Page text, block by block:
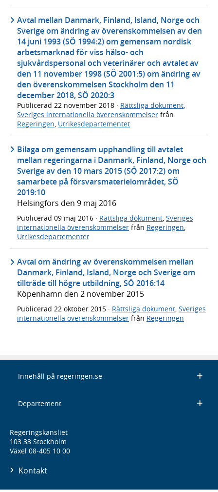
Avtal mellan Danmark, Finland, Island, Norge och
Sverige om ändring av överenskommelsen av den
14 juni 1993 (SÖ 1994:2) om gemensam nordisk
arbetsmarknad för viss hälso- och
sjukvårdspersonal och veterinärer och avtalet av
den 11 november 1998 (SÖ 2001:5) om ändring av
den överenskommelsen Stockholm den 11
december 2018, SÖ 2020:3
Publicerad 22 november 2018 · Rättsliga dokument,
Sveriges internationella överenskommelser från
Regeringen, Utrikesdepartementet
Bilaga om gemensam upphandling till avtalet
mellan regeringarna i Danmark, Finland, Norge och
Sverige av den 10 mars 2015 (SÖ 2017:2) om
samarbete på försvarsmaterielområdet, SÖ
2019:10
Helsingfors den 9 maj 2016
Publicerad 09 maj 2016 · Rättsliga dokument Sveriges
internationella överenskommelser från Regeringen
Utrikesdepartementet
Avtal om ändring av överenskommelsen mellan
Danmark, Finland, Island, Norge och Sverige om
tillträde till högre utbildning, SÖ 2016:14
Köpenhamn den 2 november 2015
Publicerad 22 oktober 2015 · Rättsliga dokument, Sveriges
internationella överenskommelser från Regeringen
Innehåll på regeringen.se
Departement
Regeringskansliet
103 33 Stockholm
Växel 08-405 10 00
Kontakt